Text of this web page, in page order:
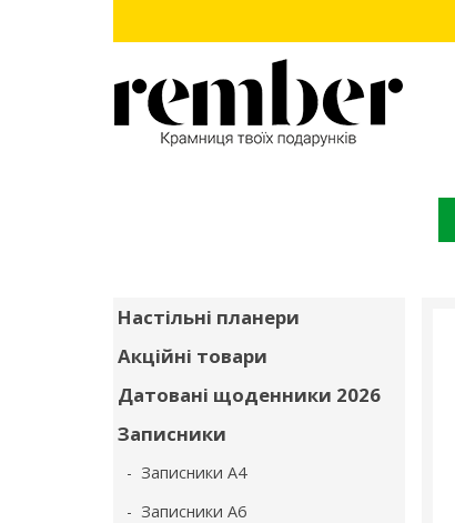
Настільні планери
Акційні товари
Датовані щоденники 2026
Записники
- Записники А4
- Записники А6